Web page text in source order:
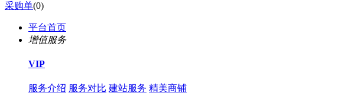
采购单(0)
平台首页
增值服务
VIP
服务介绍 服务对比 建站服务 精美商铺